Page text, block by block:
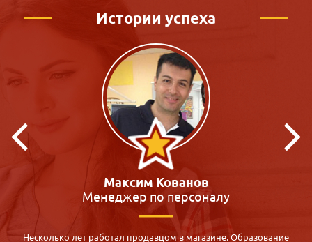
Истории успеха
Максим Кованов
Менеджер по персоналу
Несколько лет работал продавцом в магазине. Образование